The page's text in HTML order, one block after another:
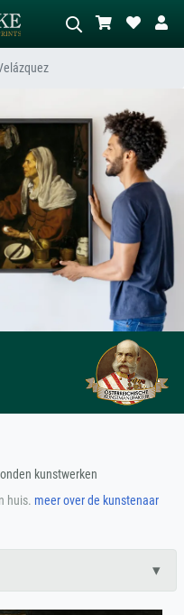
Beschrijf de scène – bijv. groene
abstract met veel rood, donker
olieverfschilderij, staand naakt naast
een boom.
kunstwerken
huis. meer over de kunstenaar